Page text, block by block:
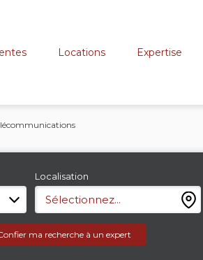
Locations Expertise
Localisation
Sélectionnez...
ma recherche à un expert